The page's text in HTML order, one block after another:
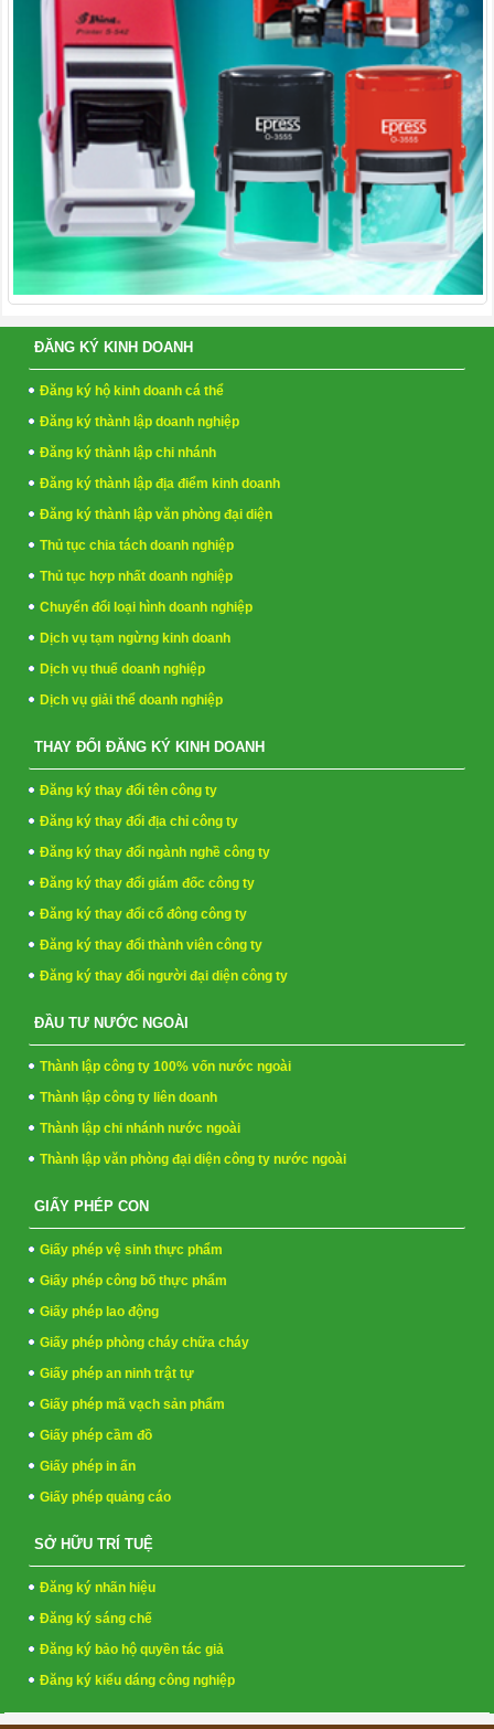
ĐĂNG KÝ KINH DOANH
Đăng ký hộ kinh doanh cá thể
Đăng ký thành lập doanh nghiệp
Đăng ký thành lập chi nhánh
Đăng ký thành lập địa điểm kinh doanh
Đăng ký thành lập văn phòng đại diện
Thủ tục chia tách doanh nghiệp
Thủ tục hợp nhất doanh nghiệp
Chuyển đổi loại hình doanh nghiệp
Dịch vụ tạm ngừng kinh doanh
Dịch vụ thuế doanh nghiệp
Dịch vụ giải thể doanh nghiệp
THAY ĐỔI ĐĂNG KÝ KINH DOANH
Đăng ký thay đổi tên công ty
Đăng ký thay đổi địa chỉ công ty
Đăng ký thay đổi ngành nghề công ty
Đăng ký thay đổi giám đốc công ty
Đăng ký thay đổi cổ đông công ty
Đăng ký thay đổi thành viên công ty
Đăng ký thay đổi người đại diện công ty
ĐẦU TƯ NƯỚC NGOÀI
Thành lập công ty 100% vốn nước ngoài
Thành lập công ty liên doanh
Thành lập chi nhánh nước ngoài
Thành lập văn phòng đại diện công ty nước ngoài
GIẤY PHÉP CON
Giấy phép vệ sinh thực phẩm
Giấy phép công bố thực phẩm
Giấy phép lao động
Giấy phép phòng cháy chữa cháy
Giấy phép an ninh trật tự
Giấy phép mã vạch sản phẩm
Giấy phép cầm đồ
Giấy phép in ấn
Giấy phép quảng cáo
SỞ HỮU TRÍ TUỆ
Đăng ký nhãn hiệu
Đăng ký sáng chế
Đăng ký bảo hộ quyền tác giả
Đăng ký kiểu dáng công nghiệp